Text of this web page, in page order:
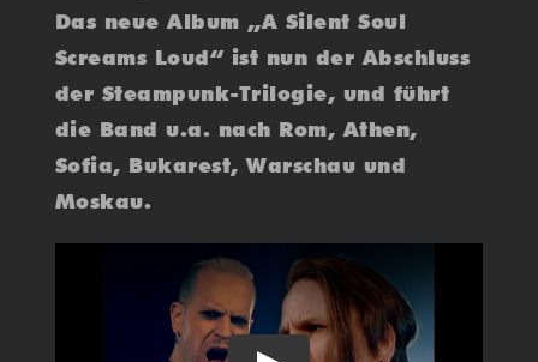
Das neue Album „A Silent Soul
Screams Loud“ ist nun der Abschluss
der Steampunk-Trilogie, und führt
die Band u.a. nach Rom, Athen,
Sofia, Bukarest, Warschau und
Moskau.